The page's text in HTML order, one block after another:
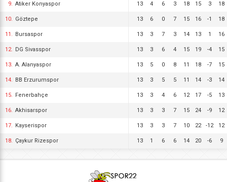
9. Atiker Konyaspor 13 4 6 3 18 15 3 18
10. Göztepe 13 6 0 7 15 16 -1 18
11. Bursaspor 13 3 7 3 14 13 1 16
12. DG Sivasspor 13 3 6 4 15 19 -4 15
13. A. Alanyaspor 13 5 0 8 11 18 -7 15
14. BB Erzurumspor 13 3 5 5 11 14 -3 14
15. Fenerbahçe 13 3 4 6 12 17 -5 13
16. Akhisarspor 13 3 3 7 15 24 -9 12
17. Kayserispor 13 3 3 7 10 22 -12 12
18. Çaykur Rizespor 13 1 6 6 14 20 -6 9